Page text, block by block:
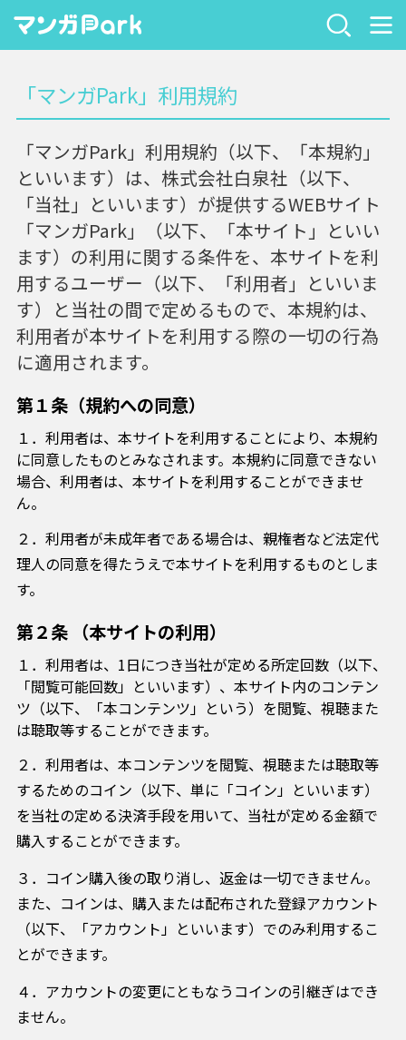
「マンガPark」利用規約
「マンガPark」利用規約（以下、「本規約」
といいます）は、株式会社白泉社（以下、
「当社」といいます）が提供するWEBサイト
「マンガPark」（以下、「本サイト」といい
ます）の利用に関する条件を、本サイトを利
用するユーザー（以下、「利用者」といいま
す）と当社の間で定めるもので、本規約は、
利用者が本サイトを利用する際の一切の行為
に適用されます。
第１条（規約への同意）
１．利用者は、本サイトを利用することにより、本規約
に同意したものとみなされます。本規約に同意できない
場合、利用者は、本サイトを利用することができませ
ん。
２．利用者が未成年者である場合は、親権者など法定代
理人の同意を得たうえで本サイトを利用するものとしま
す。
第２条 （本サイトの利用）
１．利用者は、1日につき当社が定める所定回数（以下、
「閲覧可能回数」といいます）、本サイト内のコンテン
ツ（以下、「本コンテンツ」という）を閲覧、視聴また
は聴取等することができます。
２．利用者は、本コンテンツを閲覧、視聴または聴取等
するためのコイン（以下、単に「コイン」といいます）
を当社の定める決済手段を用いて、当社が定める金額で
購入することができます。
３．コイン購入後の取り消し、返金は一切できません。
また、コインは、購入または配布された登録アカウント
（以下、「アカウント」といいます）でのみ利用するこ
とができます。
４．アカウントの変更にともなうコインの引継ぎはでき
ません。